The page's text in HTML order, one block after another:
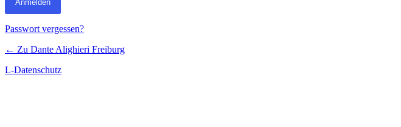
Passwort vergessen?
← Zu Dante Alighieri Freiburg
L-Datenschutz